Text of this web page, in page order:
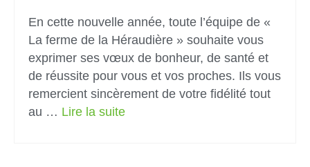
En cette nouvelle année, toute l’équipe de «
La ferme de la Héraudière » souhaite vous
exprimer ses vœux de bonheur, de santé et
de réussite pour vous et vos proches. Ils vous
remercient sincèrement de votre fidélité tout
au … Lire la suite­­